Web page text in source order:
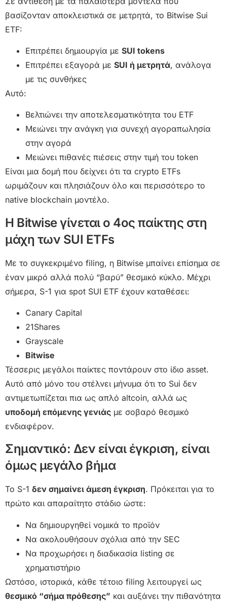
βασίζονταν αποκλειστικά σε μετρητά, το Bitwise Sui
ETF:
Επιτρέπει δημιουργία με SUI tokens
Επιτρέπει εξαγορά με SUI ή μετρητά, ανάλογα
με τις συνθήκες
Αυτό:
Βελτιώνει την αποτελεσματικότητα του ETF
Μειώνει την ανάγκη για συνεχή αγοραπωλησία
στην αγορά
Μειώνει πιθανές πιέσεις στην τιμή του token
Είναι μια δομή που δείχνει ότι τα crypto ETFs
ωριμάζουν και πλησιάζουν όλο και περισσότερο το
native blockchain μοντέλο.
Η Bitwise γίνεται ο 4ος παίκτης στη
μάχη των SUI ETFs
Με το συγκεκριμένο filing, η Bitwise μπαίνει επίσημα σε
έναν μικρό αλλά πολύ “βαρύ” θεσμικό κύκλο. Μέχρι
σήμερα, S-1 για spot SUI ETF έχουν καταθέσει:
Canary Capital
21Shares
Grayscale
Bitwise
Τέσσερις μεγάλοι παίκτες ποντάρουν στο ίδιο asset.
Αυτό από μόνο του στέλνει μήνυμα ότι το Sui δεν
αντιμετωπίζεται πια ως απλό altcoin, αλλά ως
υποδομή επόμενης γενιάς με σοβαρό θεσμικό
ενδιαφέρον.
Σημαντικό: Δεν είναι έγκριση, είναι
όμως μεγάλο βήμα
Το S-1 δεν σημαίνει άμεση έγκριση. Πρόκειται για το
πρώτο και απαραίτητο στάδιο ώστε:
Να δημιουργηθεί νομικά το προϊόν
Να ακολουθήσουν σχόλια από την SEC
Να προχωρήσει η διαδικασία listing σε
χρηματιστήριο
Ωστόσο, ιστορικά, κάθε τέτοιο filing λειτουργεί ως
θεσμικό “σήμα πρόθεσης” και αυξάνει την πιθανότητα